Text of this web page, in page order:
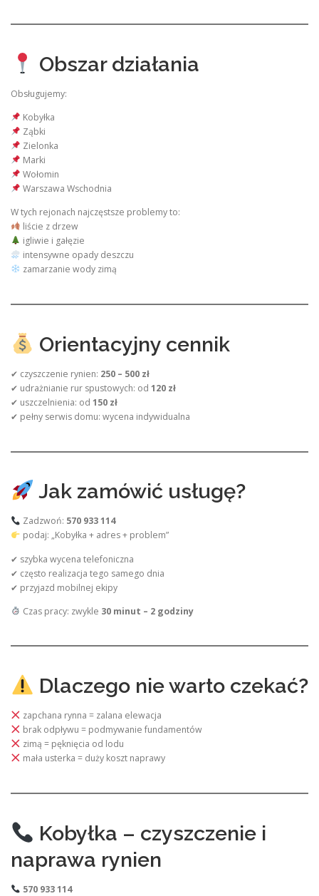
Obszar działania
Obsługujemy:
Kobyłka
Ząbki
Zielonka
Marki
Wołomin
Warszawa Wschodnia
W tych rejonach najczęstsze problemy to:
liście z drzew
igliwie i gałęzie
intensywne opady deszczu
zamarzanie wody zimą
Orientacyjny cennik
✔ czyszczenie rynien: 250 – 500 zł
✔ udrażnianie rur spustowych: od 120 zł
✔ uszczelnienia: od 150 zł
✔ pełny serwis domu: wycena indywidualna
Jak zamówić usługę?
Zadzwoń: 570 933 114
podaj: „Kobyłka + adres + problem”
✔ szybka wycena telefoniczna
✔ często realizacja tego samego dnia
✔ przyjazd mobilnej ekipy
Czas pracy: zwykle 30 minut – 2 godziny
Dlaczego nie warto czekać?
zapchana rynna = zalana elewacja
brak odpływu = podmywanie fundamentów
zimą = pęknięcia od lodu
mała usterka = duży koszt naprawy
Kobyłka – czyszczenie i
naprawa rynien
570 933 114